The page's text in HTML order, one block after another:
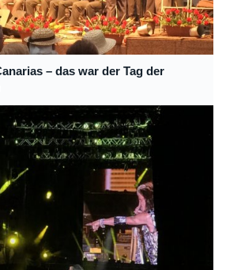
– das war der Tag der